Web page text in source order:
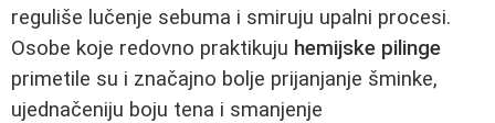
reguliše lučenje sebuma i smiruju upalni procesi.
Osobe koje redovno praktikuju hemijske pilinge
primetile su i značajno bolje prijanjanje šminke,
ujednačeniju boju tena i smanjenje